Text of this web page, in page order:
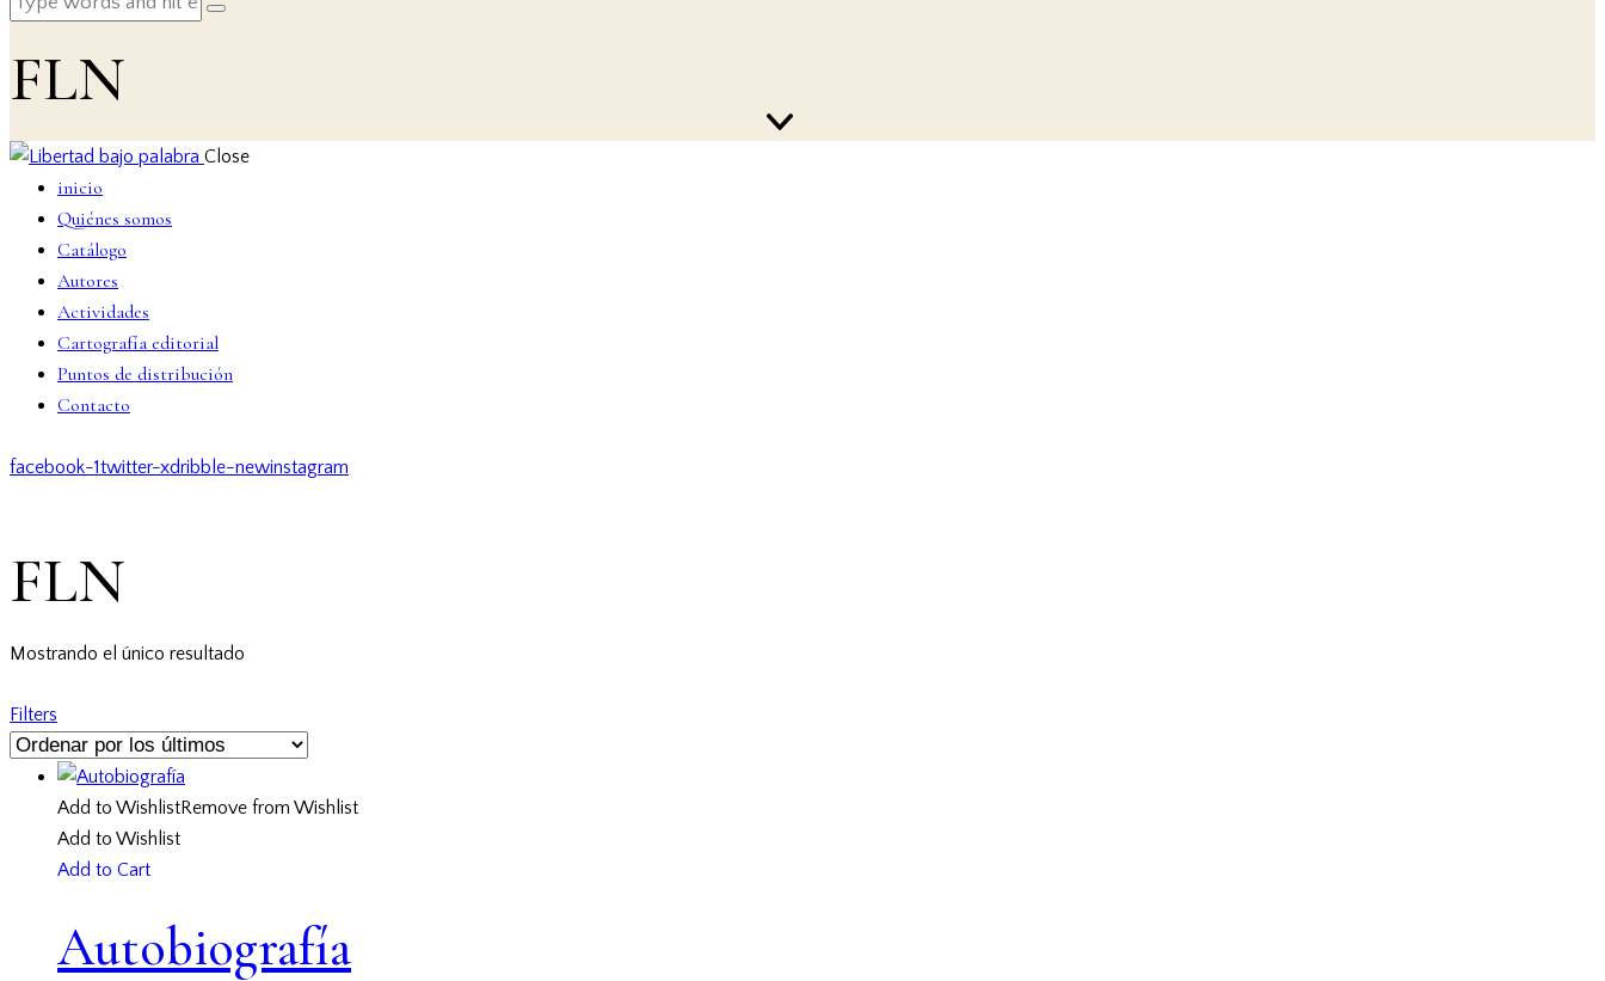
FLN
Close
inicio
Quiénes somos
Catálogo
Autores
Actividades
Cartografía editorial
Puntos de distribución
Contacto
facebook-1twitter-xdribble-newinstagram
FLN
Mostrando el único resultado
Filters
Add to WishlistRemove from Wishlist
Add to Wishlist
Add to Cart
Autobiografía